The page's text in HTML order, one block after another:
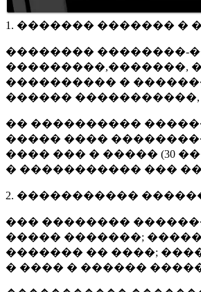
1. ������� ������� �
�������� ��������-
���������,�������,
���������� �
������
�� ����������
����� ����
���� ��� � ����� (30
� ����������� ���
2. �����������
��� ��������
����� �������;
������� �� ����;
� ���� � ������